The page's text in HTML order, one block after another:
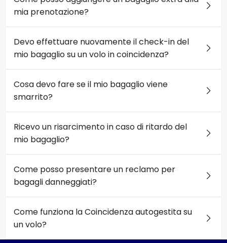
mia prenotazione?
Devo effettuare nuovamente il check-in del
mio bagaglio su un volo in coincidenza?
Cosa devo fare se il mio bagaglio viene
smarrito?
Ricevo un risarcimento in caso di ritardo del
mio bagaglio?
Come posso presentare un reclamo per
bagagli danneggiati?
Come funziona la Coincidenza autogestita su
un volo?